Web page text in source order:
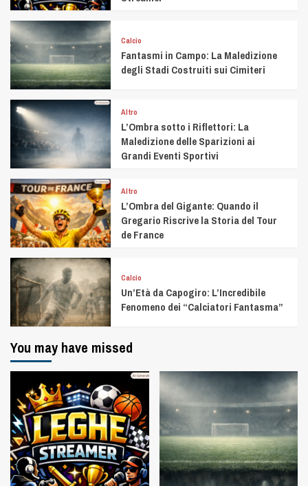
Calcio
Fantasmi in Campo: La Maledizione
degli Stadi Costruiti sui Cimiteri
Altro
L’Ombra sotto i Riflettori: La
Maledizione delle Sparizioni ai
Grandi Eventi Sportivi
Altro
L’Ombra del Gigante: Quando il
Gregario Riscrive la Storia del Tour
de France
Calcio
Un’Età da Capogiro: L’Incredibile
Fenomeno dei “Calciatori Fantasma”
You may have missed